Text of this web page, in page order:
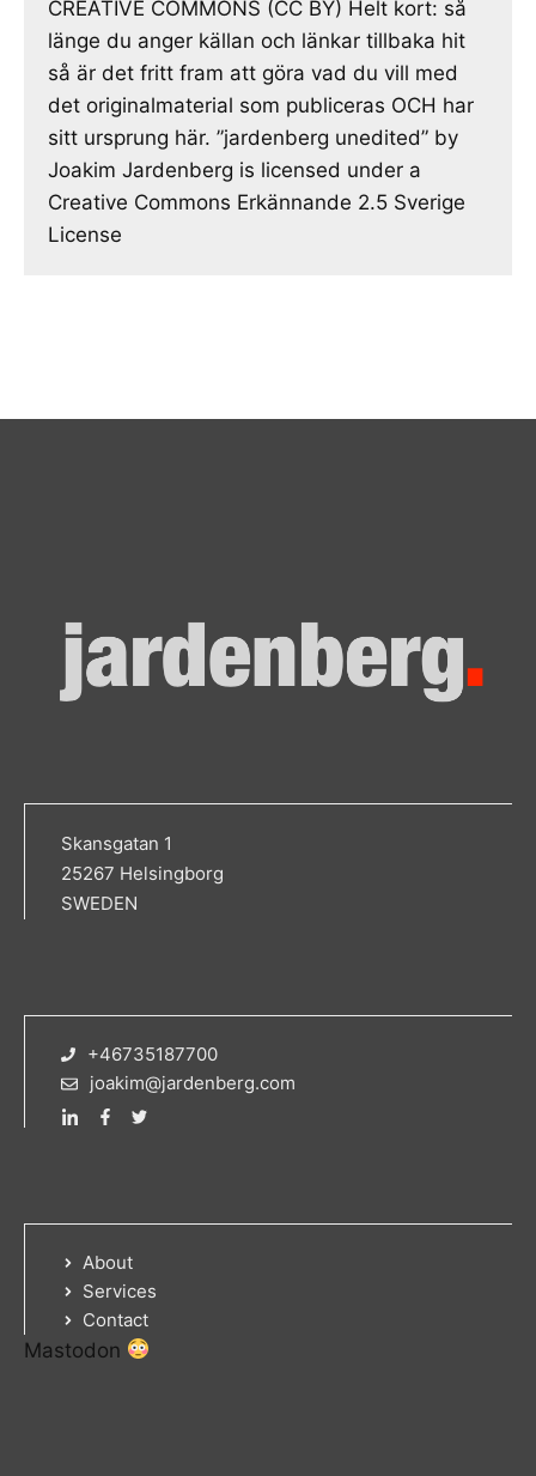
CREATIVE COMMONS (CC BY) Helt kort: så
länge du anger källan och länkar tillbaka hit
så är det fritt fram att göra vad du vill med
det originalmaterial som publiceras OCH har
sitt ursprung här. ”jardenberg unedited” by
Joakim Jardenberg is licensed under a
Creative Commons Erkännande 2.5 Sverige
License
Skansgatan 1
25267 Helsingborg
SWEDEN
+46735187700
joakim@jardenberg.com
About
Services
Contact
Mastodon